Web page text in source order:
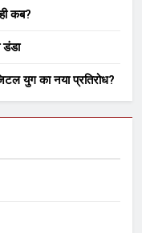
कब?
डंडा
युग का नया प्रतिरोध?